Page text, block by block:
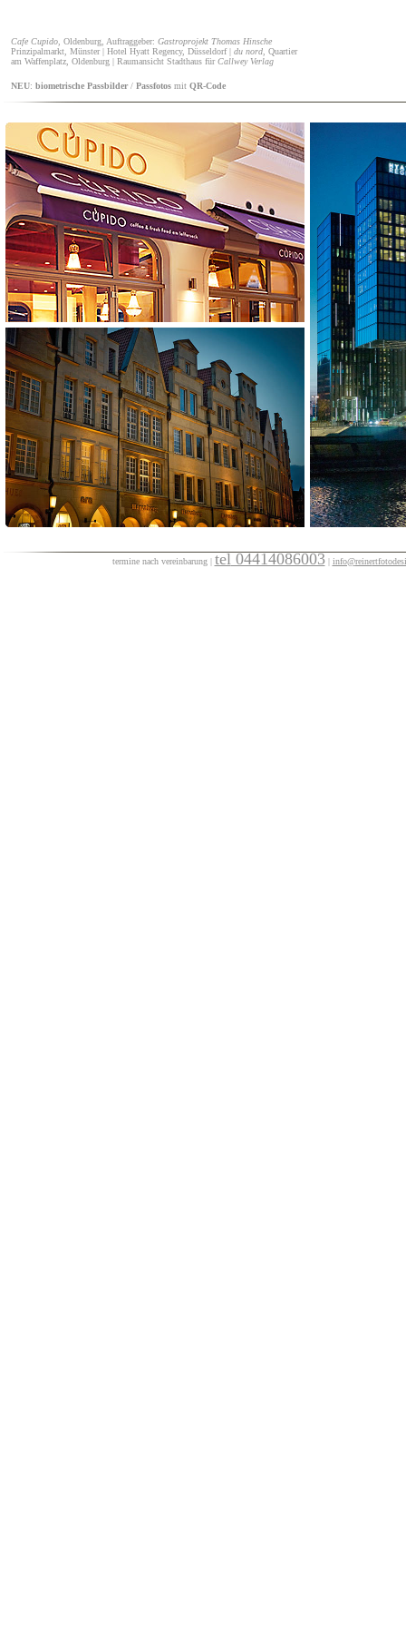
Cafe Cupido , Oldenburg, Auftraggeber: Gastroprojekt Thomas Hinsche
Prinzipalmarkt, Münster| Hotel Hyatt Regency, Düsseldorf | du nord , Quartier
am Waffenplatz, Oldenburg | Raumansicht Stadthaus fürCallwey Verlag
NEU: biometrische Passbilder/ Passfotos mit QR-Code
termine nach vereinbarung| tel04414086003| info@reine